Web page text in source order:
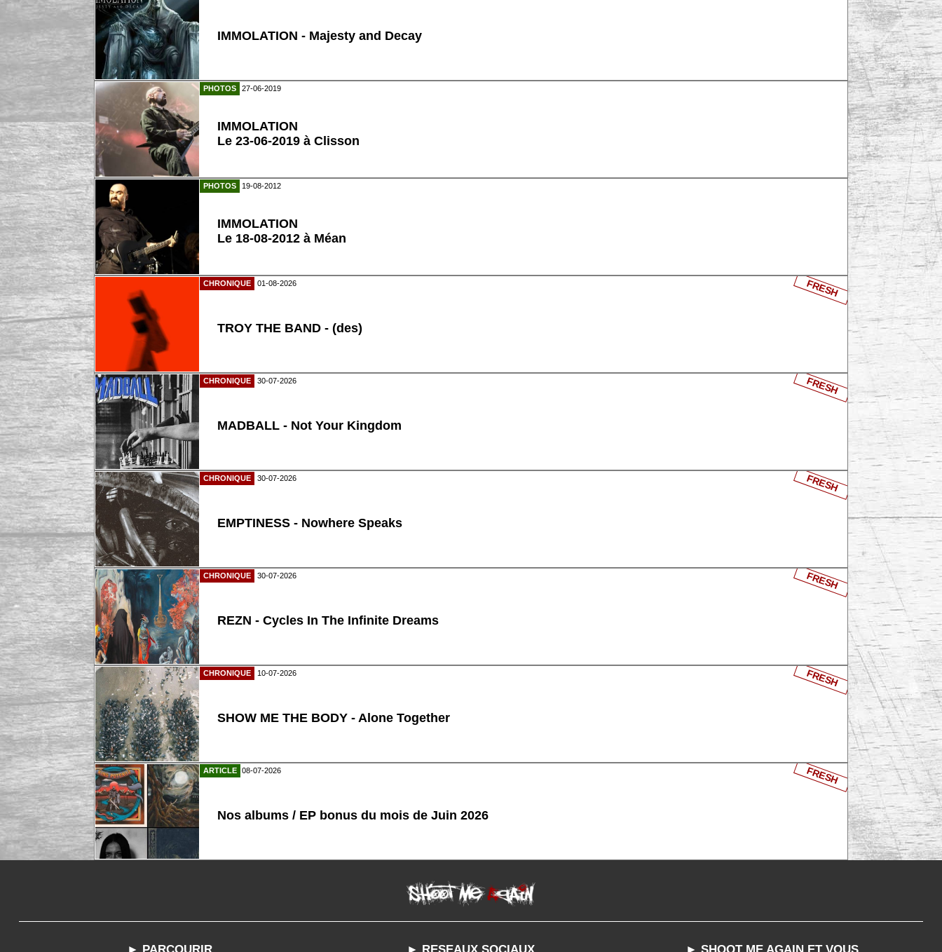
IMMOLATION - Majesty and Decay
PHOTOS 27-06-2019
IMMOLATION
Le 23-06-2019 à Clisson
PHOTOS 19-08-2012
IMMOLATION
Le 18-08-2012 à Méan
CHRONIQUE 01-08-2026
TROY THE BAND - (des)
FRESH
CHRONIQUE 30-07-2026
MADBALL - Not Your Kingdom
FRESH
CHRONIQUE 30-07-2026
EMPTINESS - Nowhere Speaks
FRESH
CHRONIQUE 30-07-2026
REZN - Cycles In The Infinite Dreams
FRESH
CHRONIQUE 10-07-2026
SHOW ME THE BODY - Alone Together
FRESH
ARTICLE 08-07-2026
Nos albums / EP bonus du mois de Juin 2026
FRESH